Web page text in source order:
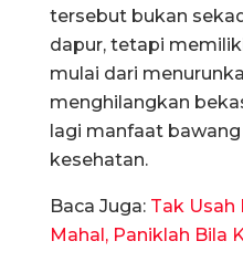
tersebut bukan
dapur, tetapi
mulai dari
menghilangkan
lagi manfaat
kesehatan.
Baca Juga: Tak Usah
Mahal, Paniklah Bila